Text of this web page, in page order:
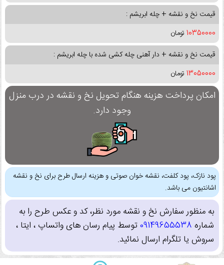
قیمت نخ و نقشه + چله ابریشم :
10350000 تومان
قیمت نخ و نقشه + دار آهنی چله کشی شده با چله ابریشم :
13050000 تومان
امکان پرداخت هزینه هنگام تحویل نخ و نقشه در درب منزل
وجود دارد.
پود نازک، پود کلفت، نقشه خوان صوتی و هزینه ارسال طرح برای نخ و نقشه
اشانتیون می باشد.
به منظور سفارش نخ و نقشه مورد نظر، کد و عکس طرح را به
شماره 09149655538توسط پیام رسان های واتساپ ، ایتا ،
سروش یا تلگرام ارسال نمائید.